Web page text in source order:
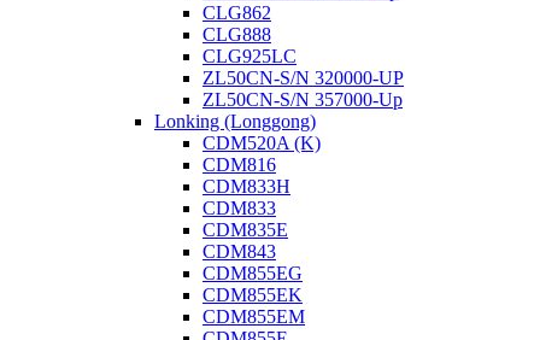
CLG862
CLG888
CLG925LC
ZL50CN-S/N 320000-UP
ZL50CN-S/N 357000-Up
Lonking (Longgong)
CDM520A (K)
CDM816
CDM833H
CDM833
CDM835E
CDM843
CDM855EG
CDM855EK
CDM855EM